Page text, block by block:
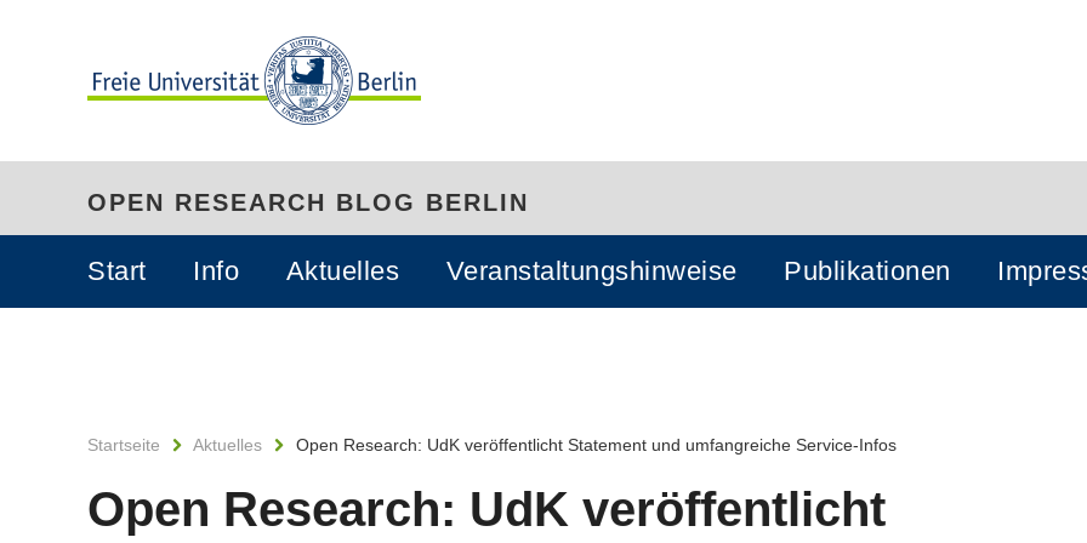
OPEN RESEARCH BLOG BERLIN
Start Info Aktuelles Veranstaltungshinweise Publikationen
Startseite Aktuelles Open Research: UdK veröffentlicht Statement und umfangreiche Service-Infos
Open Research: UdK veröffentlicht